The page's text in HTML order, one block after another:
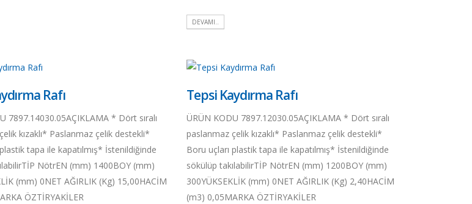
DEVAMI..
Rafı
7897.14030.05AÇIKLAMA * Dört sıralı
kızaklı* Paslanmaz çelik destekli*
tapa ile kapatılmış* İstenildiğinde
NötrEN (mm) 1400BOY (mm)
(mm) 0NET AĞIRLIK (Kg) 15,00HACİM
ÖZTİRYAKİLER
Tepsi Kaydırma Rafı
ÜRÜN KODU 7897.12030.05AÇIKLAMA * Dört sıralı
paslanmaz çelik kızaklı* Paslanmaz çelik destekli*
Boru uçları plastik tapa ile kapatılmış* İstenildiğinde
sökülüp takılabilirTİP NötrEN (mm) 1200BOY (mm)
300YÜKSEKLİK (mm) 0NET AĞIRLIK (Kg) 2,40HACİM
(m3) 0,05MARKA ÖZTİRYAKİLER